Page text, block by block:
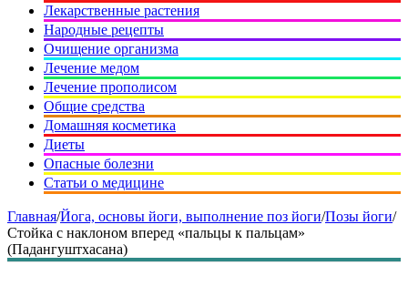
Лекарственные растения
Народные рецепты
Очищение организма
Лечение медом
Лечение прополисом
Общие средства
Домашняя косметика
Диеты
Опасные болезни
Статьи о медицине
Главная/Йога, основы йоги, выполнение поз йоги/Позы йоги/
Стойка с наклоном вперед «пальцы к пальцам»
(Падангуштхасана)